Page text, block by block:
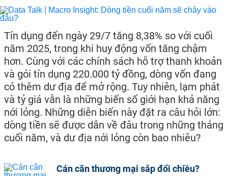
Tín dụng đến ngày 29/7 tăng 8,38% so với cuối
năm 2025, trong khi huy động vốn tăng chậm
hơn. Cùng với các chính sách hỗ trợ thanh khoản
và gói tín dụng 220.000 tỷ đồng, dòng vốn đang
có thêm dư địa để mở rộng. Tuy nhiên, lạm phát
và tỷ giá vẫn là những biến số giới hạn khả năng
nới lỏng. Những diễn biến này đặt ra câu hỏi lớn:
dòng tiền sẽ được dẫn về đâu trong những tháng
cuối năm, và dư địa nới lỏng còn bao nhiêu?
Cán cân thương mại sắp đổi chiều?